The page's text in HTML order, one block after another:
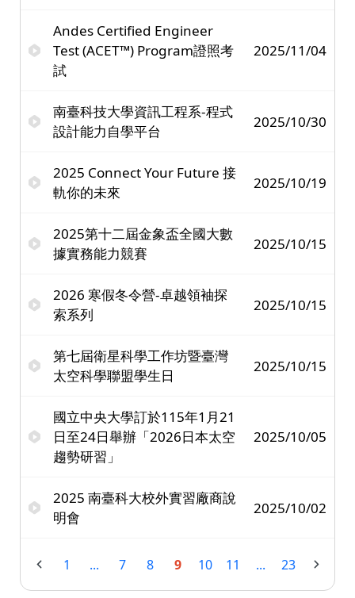
Andes Certified Engineer
Test (ACET™) Program證照考
試
2025/11/04
南臺科技大學資訊工程系-程式
設計能力自學平台
2025/10/30
2025 Connect Your Future 接
軌你的未來
2025/10/19
2025第十二屆金象盃全國大數
據實務能力競賽
2025/10/15
2026 寒假冬令營-卓越領袖探
索系列
2025/10/15
第七屆衛星科學工作坊暨臺灣
太空科學聯盟學生日
2025/10/15
國立中央大學訂於115年1月21
日至24日舉辦「2026日本太空
趨勢研習」
2025/10/05
2025 南臺科大校外實習廠商說
明會
2025/10/02
1 ... 7 8 9 10 11 ... 23